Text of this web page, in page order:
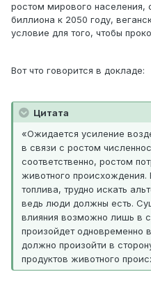
ростом мирового населения,
биллиона к 2050 году,
условие для того, чтобы
Вот что говорится в докладе:
Цитата
«Ожидается усиление
в связи с ростом
соответственно, ростом
животного происхождения.
топлива, трудно искать
ведь люди должны есть.
влияния возможно лишь в
произойдет одновременно
должно произойти в
продуктов животного